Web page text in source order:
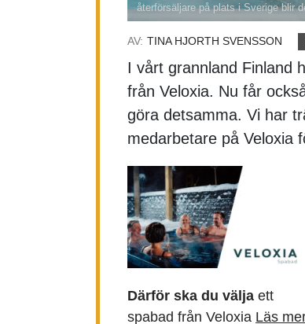
återförsäljare på plats i Sverige blir
AV: TINA HJORTH SVENSSON
I vårt grannland Finland
från Veloxia. Nu får
göra detsamma. Vi har
medarbetare på Veloxia
Därför ska du välja ett
spabad från Veloxia Läs